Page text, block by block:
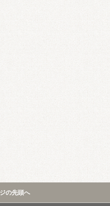
の先頭へ